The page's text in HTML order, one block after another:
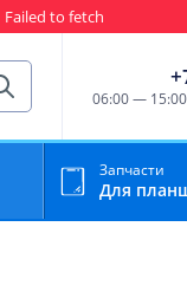
Найти 06:00 —
Запчасти
Для